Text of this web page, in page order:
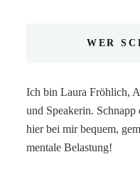
WER
Ich bin Laura Fröhlich,
und Speakerin.
hier bei mir bequem,
mentale Belastung!